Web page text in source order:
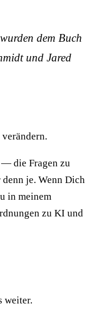
dem Buch
und Jared
— die Fragen zu
je. Wenn Dich
in meinem
zu KI und
weiter.